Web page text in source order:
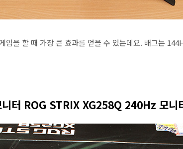
임을 할 때 가장 큰 효과를 얻을 수 있는데요. 배그는
니터 ROG STRIX XG258Q 240Hz 모니